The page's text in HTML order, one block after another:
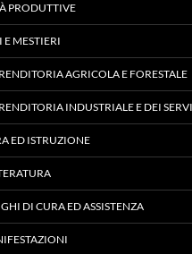
PRODUTTIVE
E MESTIERI
AGRICOLA E FORESTALE
INDUSTRIALE E DEI
ED ISTRUZIONE
DI CURA ED ASSISTENZA